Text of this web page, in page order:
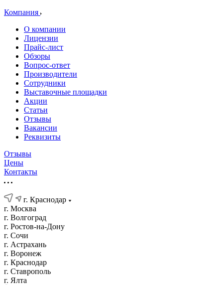
Компания
О компании
Лицензии
Прайс-лист
Обзоры
Вопрос-ответ
Производители
Сотрудники
Выставочные площадки
Акции
Статьи
Отзывы
Вакансии
Реквизиты
Отзывы
Цены
Контакты
г. Краснодар
г. Москва
г. Волгоград
г. Ростов-на-Дону
г. Сочи
г. Астрахань
г. Воронеж
г. Краснодар
г. Ставрополь
г. Ялта